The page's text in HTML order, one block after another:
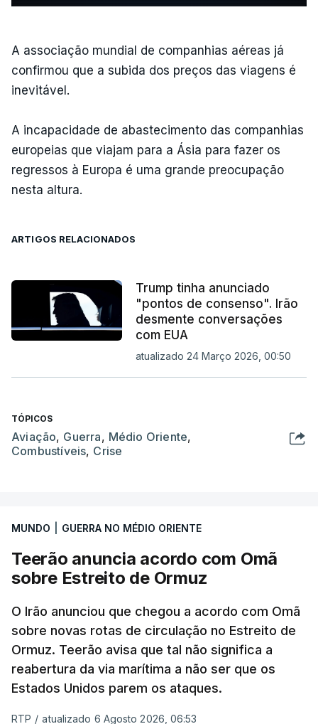
A associação mundial de companhias aéreas já
confirmou que a subida dos preços das viagens é
inevitável.
A incapacidade de abastecimento das companhias
europeias que viajam para a Ásia para fazer os
regressos à Europa é uma grande preocupação
nesta altura.
ARTIGOS RELACIONADOS
Trump tinha anunciado
"pontos de consenso". Irão
desmente conversações
com EUA
atualizado 24 Março 2026, 00:50
TÓPICOS
Aviação, Guerra, Médio Oriente,
Combustíveis, Crise
MUNDO GUERRA NO MÉDIO ORIENTE
Teerão anuncia acordo com Omã
sobre Estreito de Ormuz
O Irão anunciou que chegou a acordo com Omã
sobre novas rotas de circulação no Estreito de
Ormuz. Teerão avisa que tal não significa a
reabertura da via marítima a não ser que os
Estados Unidos parem os ataques.
RTP / atualizado 6 Agosto 2026, 06:53